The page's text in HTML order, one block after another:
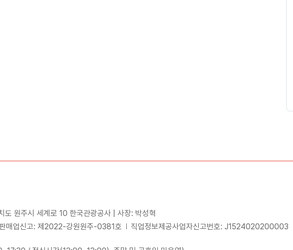
원주시 세계로 10 한국관광공사 | 사장: 박성혁
매업신고: 제2022-강원원주-0381호
직업정보제공사업자신고번호: J1524020200003